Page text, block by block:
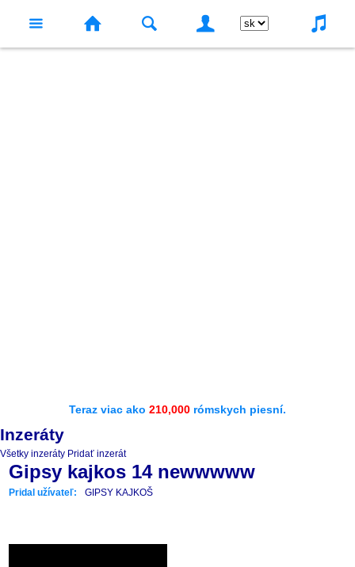
Teraz viac ako 210,000 rómskych piesní.
Inzeráty
Všetky inzeráty Pridať inzerát
Gipsy kajkos 14 newwwww
Pridal užívateľ: GIPSY KAJKOŠ